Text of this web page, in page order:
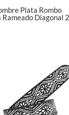
Plata Rombo
Diagonal